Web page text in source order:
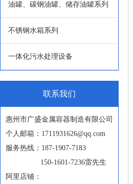
油罐、碳钢油罐、储存油罐系列
不锈钢水箱系列
一体化污水处理设备
联系我们
惠州市广盛金属容器制造有限公司
个人邮箱：1711931626@qq.com
服务热线：187-1907-7183
150-1601-7236雷先生
阿里店铺：